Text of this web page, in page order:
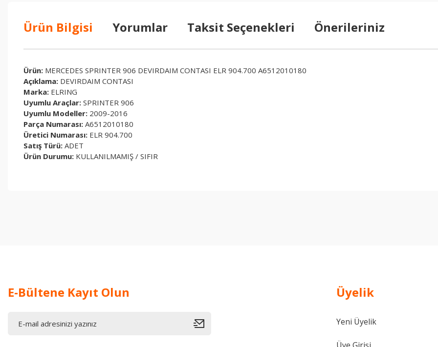
Ürün Bilgisi Yorumlar Taksit Seçenekleri Önerileriniz
Ürün: MERCEDES SPRINTER 906 DEVIRDAIM CONTASI ELR 904.700 A6512010180
Açıklama: DEVIRDAIM CONTASI
Marka: ELRING
Uyumlu Araçlar: SPRINTER 906
Uyumlu Modeller: 2009-2016
Parça Numarası: A6512010180
Üretici Numarası: ELR 904.700
Satış Türü: ADET
Ürün Durumu: KULLANILMAMIŞ / SIFIR
E-Bültene Kayıt Olun Üyelik
Yeni Üyelik